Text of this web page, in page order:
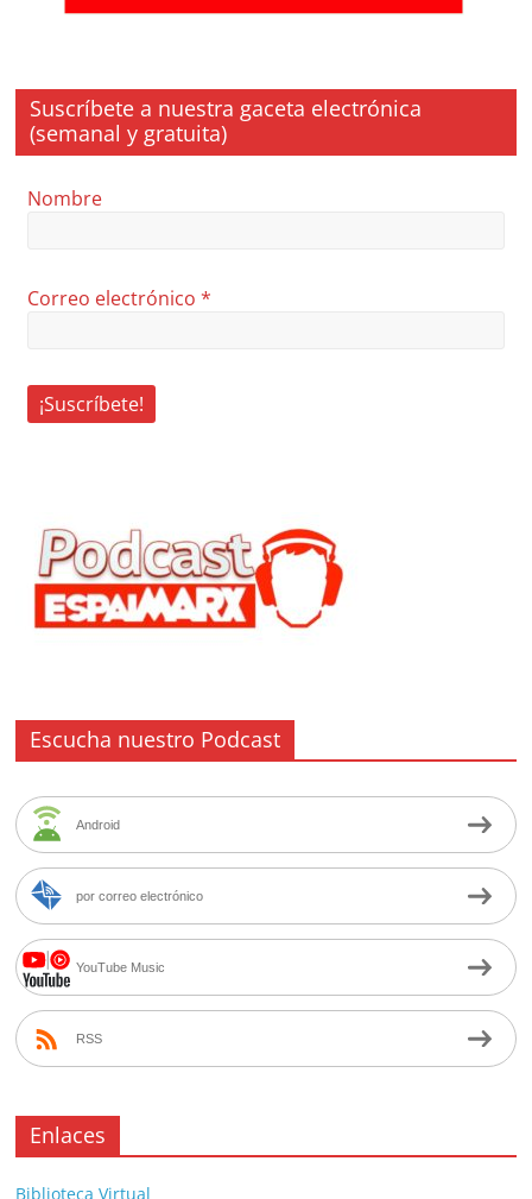
Suscríbete a nuestra gaceta electrónica
(semanal y gratuita)
Nombre
Correo electrónico*
Escucha nuestro Podcast
Android
por correo electrónico
YouTube Music
RSS
Enlaces
Biblioteca Virtual